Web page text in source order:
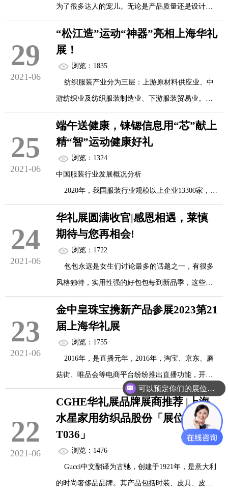
为了很多达人的宠儿。无论是产品质量还是设计风
格都有口皆碑。自2001年发展至今,已然逐渐形成自
身的包包设计逻辑,以包袋为首也逐渐形成了具有
GROTTO个乐风格的皮具矩阵。而今年夏
季,GROTTO个乐的包包,又要成为亮起这个夏天的新
宠了!
(GROTTO个乐 老花系列Monogram Since 2001)
系列好物一:GROTTO-Mongram Since 20...
29
2021-06
“松江造”运动“神器”亮相上海华礼
展！
浏览：1835
纺织服装产业分为三层：上游原材料供应业、中
游纺织业及纺织服装制造业、下游服装贸易业。纺
织服装行业的重要核心因素是中上游纺织制造部
分，目前这部分企业仍然处于发展中，行业技术水
平偏低。
在地域分布上，纺织服装产业企业更集中在江
苏、浙江等综合发展先进地区、新疆等原材料生产
地区、广东、上海、福建等贸易发达地区。
纺织...
25
2021-06
端午送健康，铼锶信息用“芯”献上
精“智”运动健康好礼
浏览：1324
中国服装行业发展概况分析
2020年，我国服装行业规模以上企业13300家，累
计完成服装产量223.73亿件，累计实现营业收入
13697.26亿元;利润总额640.44亿元。从服装行业内
销情况来看，2020年限上服装类商品零售额8824亿
元。从服装行业出口情况来看，2020年我国累计完
成服装及衣着附件出口1373.82亿美元，出口继续下
滑。
中国服装行业规上企业数量下滑，产量下降
24
2021-06
华礼展圆满收官|感恩相遇，莱慎
期待与您再相会!
浏览：1722
包包永远是女生们讨论最多的话题之一，有很多
风格独特，实用性强的好包包每到新品季，这些品
牌的明星款都会引爆一阵潮流，而这些引来的追捧
更是一个压过一个，一浪高于一浪，惹得是明星喜
爱，潮人爱不释手。那么在英国究竟哪些品牌的包
包最Hot的呢？
如果要问英国所有本土箱包品牌中，谁最具气
质，那必须是JOYS AND SAND。JOYS AND SAND
源于英国，是极具英国传统风格的时尚...
23
2021-06
金中皇珠宝携新产品参展2023第21
届上海华礼展
浏览：1755
2016年，是直播元年，2016年，淘宝、京东、蘑
菇街、唯品会等电商平台纷纷推出直播功能，开启
直播导购模式;快手、斗鱼等直播平台则与电商平台
或品牌商合作，布局直播电商业务。从用户规模、
平台占有率、市场规模上看，淘宝、抖音、快手三
大平台竞争激烈。
直播电商行业主要平台：当前，我国直播电商行
业主要平台有淘宝、抖音、快手、京东、唯品会、
蘑菇街、小红书、拼多多、苏宁易购等。
22
2021-06
CGHE华礼展品牌展商推荐 |上海
水星家用纺织品股份「展位号：
T036」
浏览：1476
Gucci中文翻译为古驰，创建于1921年，是意大利
的时尚奢侈品品牌。其产品包括时装、皮具、皮
可以预定你们的展位吗？